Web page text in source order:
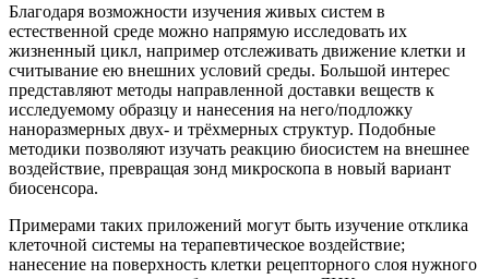
Благодаря возможности изучения живых систем в
естественной среде можно напрямую исследовать их
жизненный цикл, например отслеживать движение клетки и
считывание ею внешних условий среды. Большой интерес
представляют методы направленной доставки веществ к
исследуемому образцу и нанесения на него/подложку
наноразмерных двух- и трёхмерных структур. Подобные
методики позволяют изучать реакцию биосистем на внешнее
воздействие, превращая зонд микроскопа в новый вариант
биосенсора.
Примерами таких приложений могут быть изучение отклика
клеточной системы на терапевтическое воздействие;
нанесение на поверхность клетки рецепторного слоя нужного